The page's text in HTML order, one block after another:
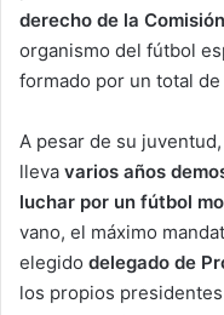
derecho de la
organismo del fútbol
formado por un total
A pesar de su
lleva varios años
luchar por un fútbol
vano, el máximo
elegido delegado de
los propios